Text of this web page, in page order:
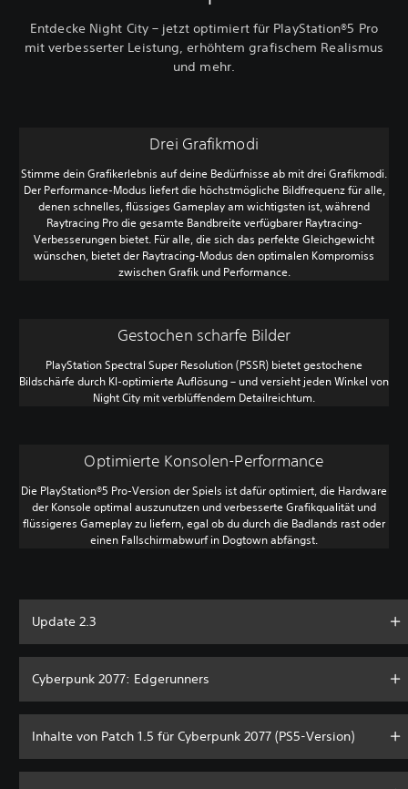
Entdecke Night City – jetzt optimiert für PlayStation®5 Pro
mit verbesserter Leistung, erhöhtem grafischem Realismus
und mehr.
Drei Grafikmodi
Stimme dein Grafikerlebnis auf deine Bedürfnisse ab mit drei Grafikmodi.
Der Performance-Modus liefert die höchstmögliche Bildfrequenz für alle,
denen schnelles, flüssiges Gameplay am wichtigsten ist, während
Raytracing Pro die gesamte Bandbreite verfügbarer Raytracing-
Verbesserungen bietet. Für alle, die sich das perfekte Gleichgewicht
wünschen, bietet der Raytracing-Modus den optimalen Kompromiss
zwischen Grafik und Performance.
Gestochen scharfe Bilder
PlayStation Spectral Super Resolution (PSSR) bietet gestochene
Bildschärfe durch KI-optimierte Auflösung – und versieht jeden Winkel von
Night City mit verblüffendem Detailreichtum.
Optimierte Konsolen-Performance
Die PlayStation®5 Pro-Version der Spiels ist dafür optimiert, die Hardware
der Konsole optimal auszunutzen und verbesserte Grafikqualität und
flüssigeres Gameplay zu liefern, egal ob du durch die Badlands rast oder
einen Fallschirmabwurf in Dogtown abfängst.
Update 2.3
Cyberpunk 2077: Edgerunners
Inhalte von Patch 1.5 für Cyberpunk 2077 (PS5-Version)